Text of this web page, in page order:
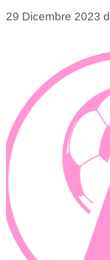
29 Dicembre 2023